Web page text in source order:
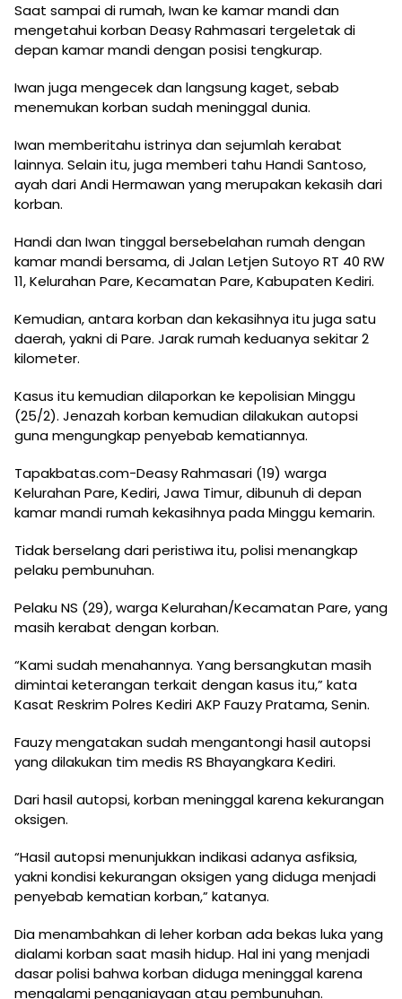
Saat sampai di rumah, Iwan ke kamar mandi dan
mengetahui korban Deasy Rahmasari tergeletak di
depan kamar mandi dengan posisi tengkurap.
Iwan juga mengecek dan langsung kaget, sebab
menemukan korban sudah meninggal dunia.
Iwan memberitahu istrinya dan sejumlah kerabat
lainnya. Selain itu, juga memberi tahu Handi Santoso,
ayah dari Andi Hermawan yang merupakan kekasih dari
korban.
Handi dan Iwan tinggal bersebelahan rumah dengan
kamar mandi bersama, di Jalan Letjen Sutoyo RT 40 RW
11, Kelurahan Pare, Kecamatan Pare, Kabupaten Kediri.
Kemudian, antara korban dan kekasihnya itu juga satu
daerah, yakni di Pare. Jarak rumah keduanya sekitar 2
kilometer.
Kasus itu kemudian dilaporkan ke kepolisian Minggu
(25/2). Jenazah korban kemudian dilakukan autopsi
guna mengungkap penyebab kematiannya.
Tapakbatas.com-Deasy Rahmasari (19) warga
Kelurahan Pare, Kediri, Jawa Timur, dibunuh di depan
kamar mandi rumah kekasihnya pada Minggu kemarin.
Tidak berselang dari peristiwa itu, polisi menangkap
pelaku pembunuhan.
Pelaku NS (29), warga Kelurahan/Kecamatan Pare, yang
masih kerabat dengan korban.
“Kami sudah menahannya. Yang bersangkutan masih
dimintai keterangan terkait dengan kasus itu,” kata
Kasat Reskrim Polres Kediri AKP Fauzy Pratama, Senin.
Fauzy mengatakan sudah mengantongi hasil autopsi
yang dilakukan tim medis RS Bhayangkara Kediri.
Dari hasil autopsi, korban meninggal karena kekurangan
oksigen.
“Hasil autopsi menunjukkan indikasi adanya asfiksia,
yakni kondisi kekurangan oksigen yang diduga menjadi
penyebab kematian korban,” katanya.
Dia menambahkan di leher korban ada bekas luka yang
dialami korban saat masih hidup. Hal ini yang menjadi
dasar polisi bahwa korban diduga meninggal karena
mengalami penganiayaan atau pembunuhan.